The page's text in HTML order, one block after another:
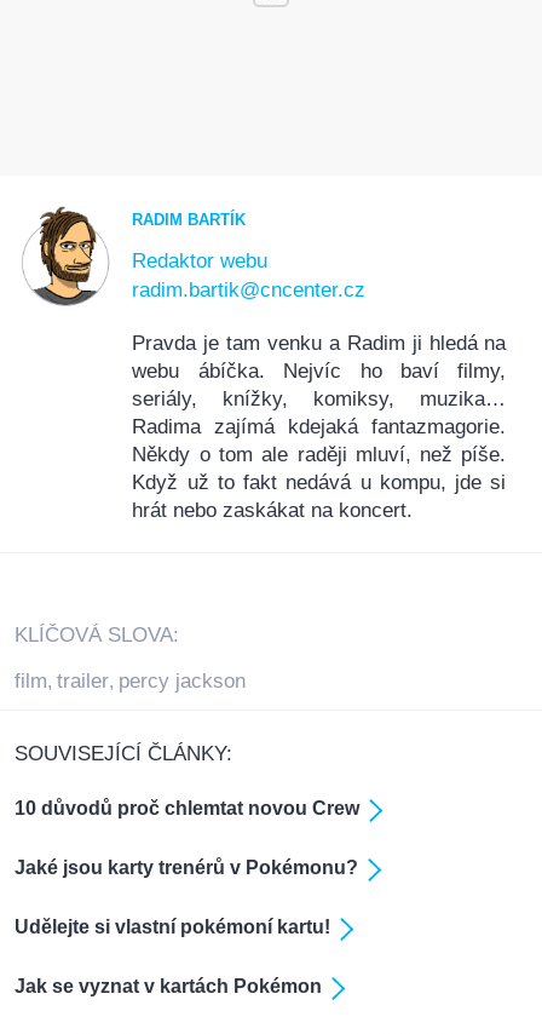
RADIM BARTÍK
Redaktor webu
radim.bartik@cncenter.cz
Pravda je tam venku a Radim ji hledá na
webu ábíčka. Nejvíc ho baví filmy,
seriály, knížky, komiksy, muzika…
Radima zajímá kdejaká fantazmagorie.
Někdy o tom ale raději mluví, než píše.
Když už to fakt nedává u kompu, jde si
hrát nebo zaskákat na koncert.
KLÍČOVÁ SLOVA:
film, trailer, percy jackson
SOUVISEJÍCÍ ČLÁNKY:
10 důvodů proč chlemtat novou Crew
Jaké jsou karty trenérů v Pokémonu?
Udělejte si vlastní pokémoní kartu!
Jak se vyznat v kartách Pokémon